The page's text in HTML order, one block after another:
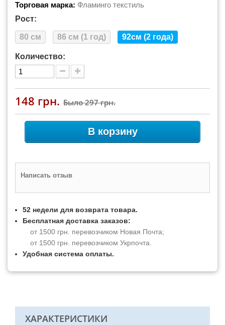
Торговая марка: Фламинго текстиль
Рост:
80 см 86 см (1 год) 92см (2 года)
Количество:
148 грн. Было297 грн.
В корзину
Написать отзыв
52 недели для возврата товара.
Бесплатная доставка заказов:
от 1500 грн. перевозчиком Новая Почта;
от 1500 грн. перевозчиком Укрпочта.
Удобная система оплаты.
ХАРАКТЕРИСТИКИ